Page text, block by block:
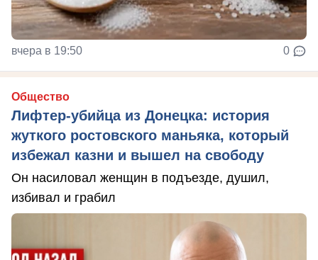
вчера в 19:50 0
Общество
Лифтер-убийца из Донецка: история
жуткого ростовского маньяка, который
избежал казни и вышел на свободу
Он насиловал женщин в подъезде, душил,
избивал и грабил